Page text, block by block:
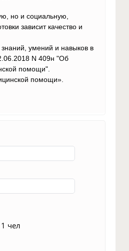
но и социальную,
зависит качество и
умений и навыков в
N 409н "Об
помощи".
помощи».
чел